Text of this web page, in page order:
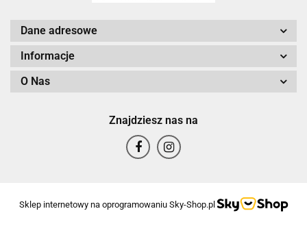
Dane adresowe
Informacje
O Nas
Znajdziesz nas na
Sklep internetowy na oprogramowaniu Sky-Shop.pl